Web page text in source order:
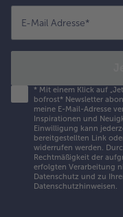
E-Mail Adresse*
* Mit einem Klick auf
bofrost* Newsletter
meine E-Mail-Adresse
Inspirationen und
Einwilligung kann
bereitgestellten Link
widerrufen werden.
Rechtmäßigkeit der
erfolgten Verarbeitung
Datenschutz und zu
Datenschutzhinweisen.